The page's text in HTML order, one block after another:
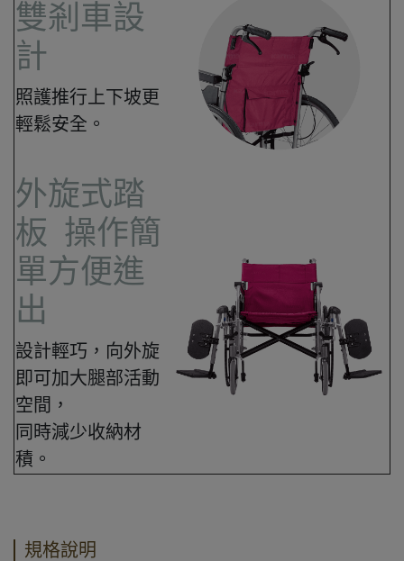
雙剎車設
計​
照護推行上下坡更
輕鬆安全。
外旋式踏
板 操作簡
單方便進
出
設計輕巧，向外旋
即可加大腿部活動
空間，
同時減少收納材
積。
規格說明